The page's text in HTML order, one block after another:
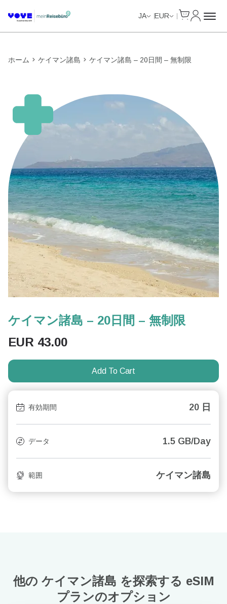
JA EUR
ホーム ケイマン諸島 ケイマン諸島 – 20日間 – 無制限
ケイマン諸島 – 20日間 – 無制限
EUR 43.00
Add To Cart
有効期間 20 日
データ 1.5 GB/Day
範囲 ケイマン諸島
他の ケイマン諸島 を探索する eSIM
プランのオプション